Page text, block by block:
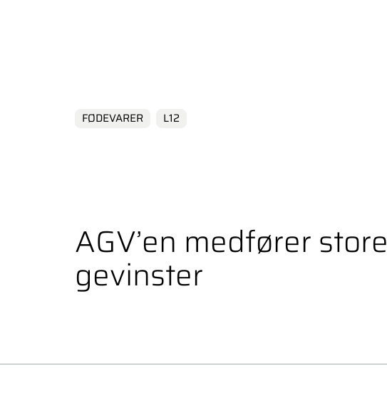
FØDEVARER L12
AGV’en medfører store
gevinster